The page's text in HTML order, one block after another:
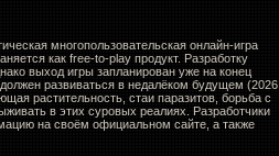
многопользовательская онлайн-игра
как free-to-play продукт. Разработку
выход игры запланирован уже на конец
развиваться в недалёком будущем (2026
растительность, стаи паразитов, борьба с
в этих суровых реалиях. Разработчики
на своём официальном сайте, а также